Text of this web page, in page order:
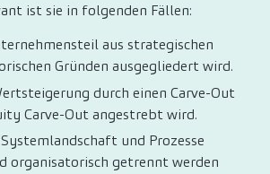
ist sie in folgenden Fällen:
aus strategischen
Gründen ausgegliedert wird.
durch einen Carve-Out
Carve-Out angestrebt wird.
und Prozesse
organisatorisch getrennt werden